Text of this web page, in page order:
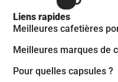
Liens rapides
Meilleures cafetières
Meilleures marques de
Pour quelles capsules ?